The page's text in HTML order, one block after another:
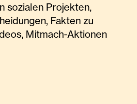
sozialen Projekten,
Fakten zu
Mitmach-Aktionen